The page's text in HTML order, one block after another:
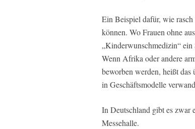
Ein Beispiel dafür, wie
können. Wo Frauen ohne
„Kinderwunschmedizin“
Wenn Afrika oder andere
beworben werden, heißt das
in Geschäftsmodelle
In Deutschland gibt es zwar
Messehalle.